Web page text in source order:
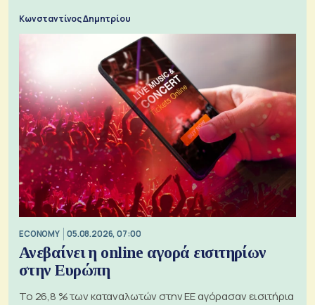
Κωνσταντίνος Δημητρίου
ECONOMY 05.08.2026, 07:00
Ανεβαίνει η online αγορά εισιτηρίων
στην Ευρώπη
Το 26,8 % των καταναλωτών στην ΕΕ αγόρασαν εισιτήρια